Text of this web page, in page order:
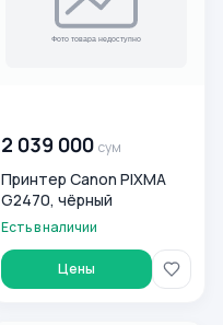
2 039 000 сум
Принтер Canon PIXMA
G2470, чёрный
Есть в наличии
Цены